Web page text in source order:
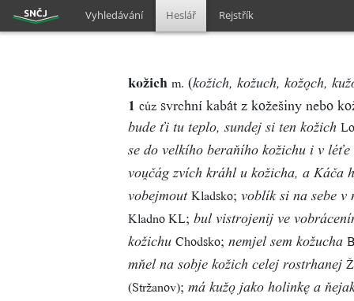
Vyhledávání Heslář Rejstřík
kožich m. (kožich, kožuch, kožo̬ch,
1 cúz svrchní kabát z kožešiny nebo
bude ťi tu teplo, sundej si ten kožich
se do velkího beraňího kožichu i v léťe
vou̯čág zvích kráhl u kožicha, a Káča
vobejmout Kladsko; voblík si na sebe v
Kladno KL; bul vistrojenij ve
kožichu Chodsko; nemjel sem kožucha
mňel na sobje kožich celej rostrhanej
(Stržanov); má kužo̬ jako holinke̬ a